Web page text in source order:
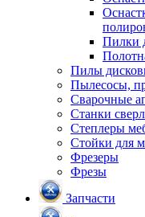
Пилки
Пилы
Пылесосы,
Сварочные
Станки
Степлеры
Стойки для
Фрезеры
Фрезы
Запчасти